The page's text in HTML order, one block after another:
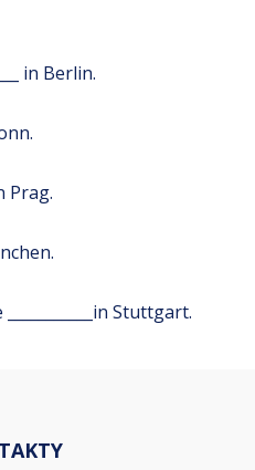
in Berlin.
Prag.
Stuttgart.